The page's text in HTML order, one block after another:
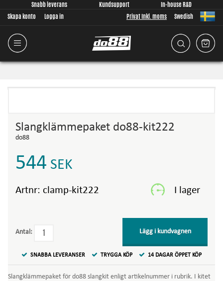
Snabb leverans Kundsupport
In-house R&D
Skapa konto
Logga in Privat Inkl. moms Swedish
Slangklämmepaket do88-kit222
do88
544 SEK
Artnr: clamp-kit222
Antal: Lägg i kundvagnen
SNABBA LEVERANSER TRYGGA KÖP 14 DAGAR ÖPPET KÖP
Slangklämmepaket för do88 slangkit enligt artikelnummer i rubrik. I kitet